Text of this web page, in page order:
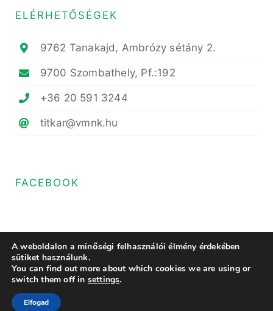
ELÉRHETŐSÉGEK
9762 Tanakajd, Ambrózy sétány 2.
9700 Szombathely, Pf.:192
+36 20 591 3244
titkar@vmnk.hu
FACEBOOK
© Copyright 2024- 2023 • Magyar Növényvédő Mérnöki és Növényorvosi
Kamara Vas Megyei Területi Szervezete • All Rights Reserved • Minden
A weboldalon a minőségi felhasználói élmény érdekében
sütiket használunk.
You can find out more about which cookies we are using or
switch them off in settings.
Elfogad